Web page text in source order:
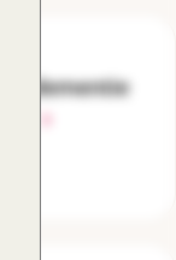
dementie